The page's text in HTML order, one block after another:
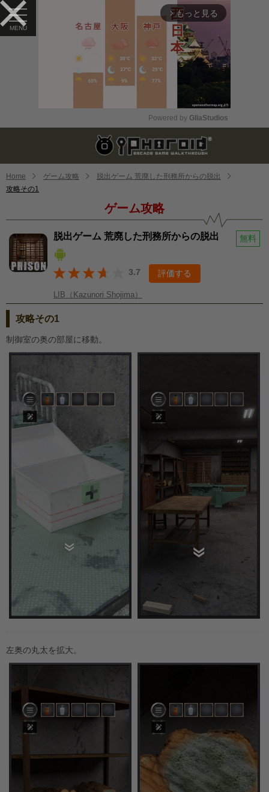
arrow_forward_ios もっと見る
Mute
Powered by GliaStudios
Home ゲーム攻略
脱出ゲーム 荒廃した刑務所からの脱出
攻略その1
ゲーム攻略
脱出ゲーム 荒廃した刑務所からの脱出 無料
3.7 評価する
LIB（Kazunori Shojima）
攻略その1
制御室の奥の部屋に移動。
左奥の丸太を拡大。